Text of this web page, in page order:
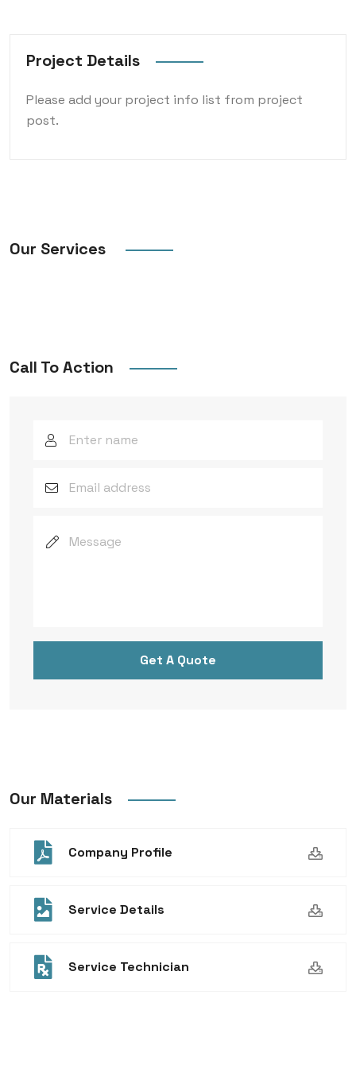
Project Details
Please add your project info list from project
post.
Our Services
Call To Action
Get A Quote
Our Materials
Company Profile
Service Details
Service Technician